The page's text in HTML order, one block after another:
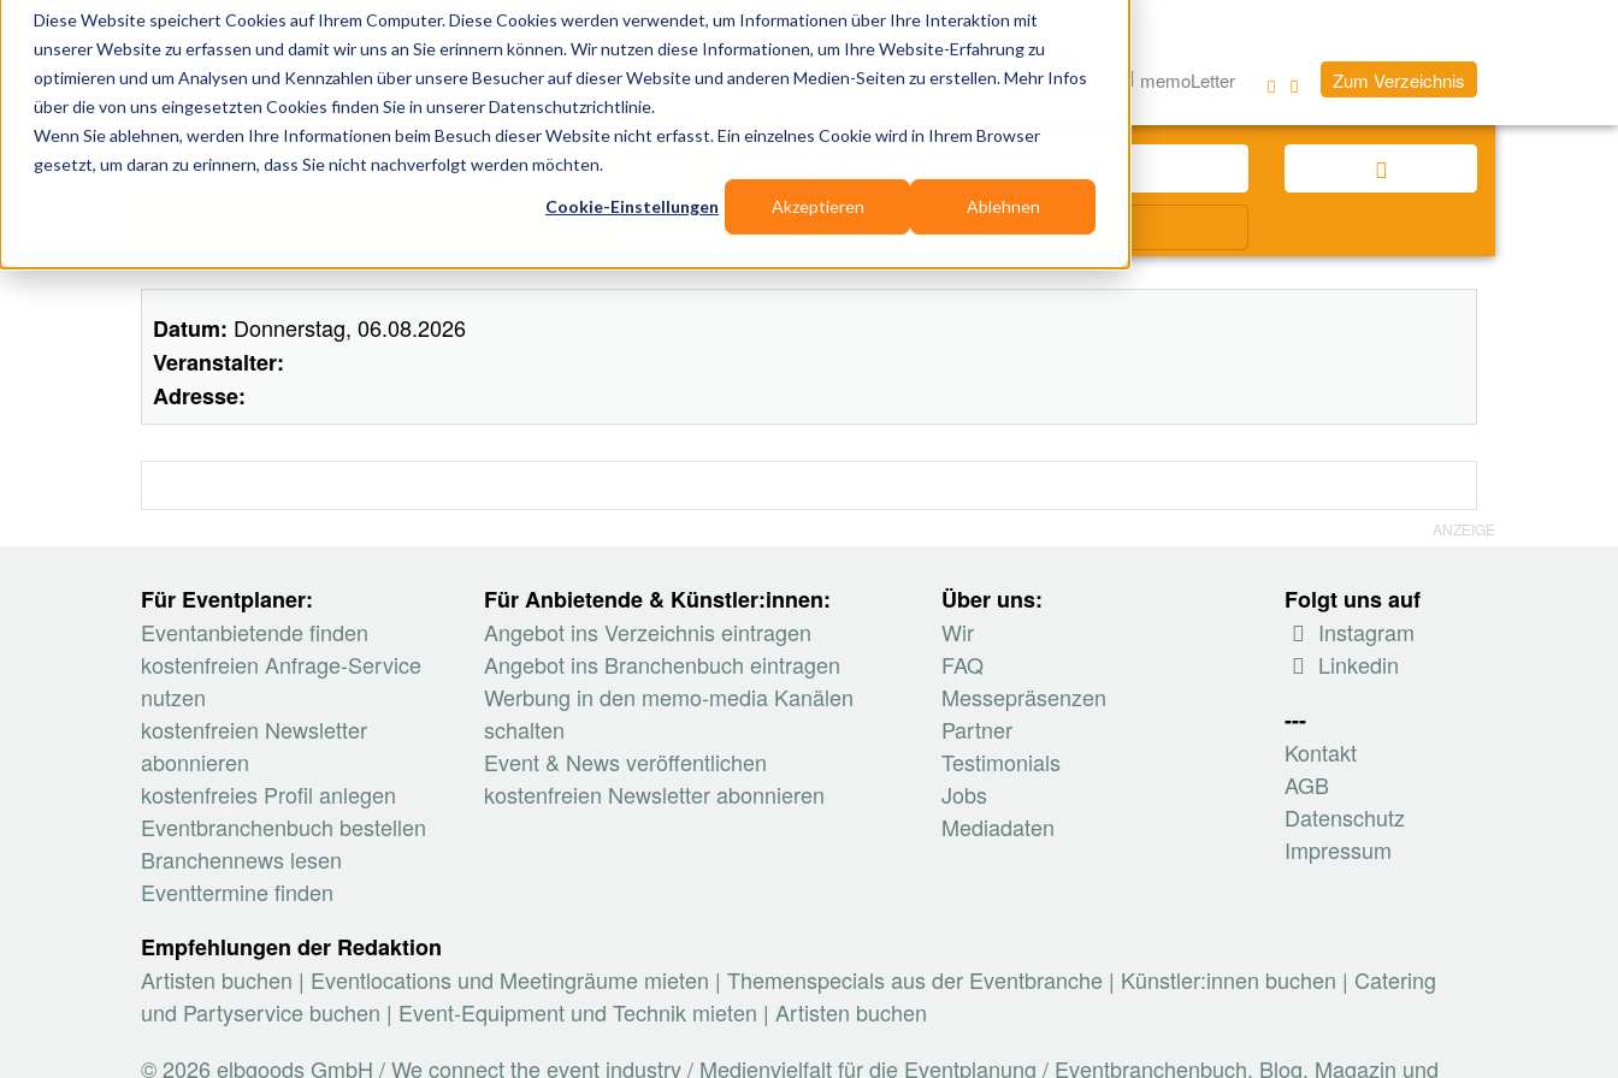
Diese Website speichert Cookies auf Ihrem Computer. Diese Cookies werden verwendet, um Informationen über Ihre Interaktion mit
unserer Website zu erfassen und damit wir uns an Sie erinnern können. Wir nutzen diese Informationen, um Ihre Website-Erfahrung zu
optimieren und um Analysen und Kennzahlen über unsere Besucher auf dieser Website und anderen Medien-Seiten zu erstellen. Mehr Infos
über die von uns eingesetzten Cookies finden Sie in unserer Datenschutzrichtlinie.
Wenn Sie ablehnen, werden Ihre Informationen beim Besuch dieser Website nicht erfasst. Ein einzelnes Cookie wird in Ihrem Browser
gesetzt, um daran zu erinnern, dass Sie nicht nachverfolgt werden möchten.
Cookie-Einstellungen Akzeptieren Ablehnen
Datum: Donnerstag, 06.08.2026
Veranstalter:
Adresse:
Publikationen Branchen-Infos Services Blog memoLetter Zum Verzeichnis
Zelte, Bands, Catering, ...
Wir suchen für Dich
ANZEIGE
Für Eventplaner:
Eventanbietende finden
kostenfreien Anfrage-Service
nutzen
kostenfreien Newsletter
abonnieren
kostenfreies Profil anlegen
Eventbranchenbuch bestellen
Branchennews lesen
Eventtermine finden
Für Anbietende & Künstler:innen:
Angebot ins Verzeichnis eintragen
Angebot ins Branchenbuch eintragen
Werbung in den memo-media Kanälen
schalten
Event & News veröffentlichen
kostenfreien Newsletter abonnieren
Über uns:
Wir
FAQ
Messepräsenzen
Partner
Testimonials
Jobs
Mediadaten
Folgt uns auf
Instagram
Linkedin
---
Kontakt
AGB
Datenschutz
Impressum
Empfehlungen der Redaktion
Artisten buchen | Eventlocations und Meetingräume mieten | Themenspecials aus der Eventbranche | Künstler:innen buchen | Catering
und Partyservice buchen | Event-Equipment und Technik mieten | Artisten buchen
© 2026 elbgoods GmbH / We connect the event industry / Medienvielfalt für die Eventplanung / Eventbranchenbuch, Blog, Magazin und